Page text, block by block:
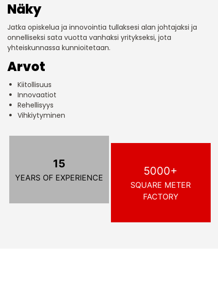
Näky
Jatka opiskelua ja innovointia tullaksesi alan johtajaksi ja
onnelliseksi sata vuotta vanhaksi yritykseksi, jota
yhteiskunnassa kunnioitetaan.
Arvot
Kiitollisuus
Innovaatiot
Rehellisyys
Vihkiytyminen
15
YEARS OF EXPERIENCE
5000+
SQUARE METER
FACTORY